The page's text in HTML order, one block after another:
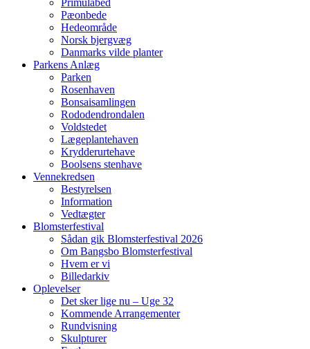
Primulabed
Pæonbede
Hedeområde
Norsk bjergvæg
Danmarks vilde planter
Parkens Anlæg
Parken
Rosenhaven
Bonsaisamlingen
Rododendrondalen
Voldstedet
Lægeplantehaven
Krydderurtehave
Boolsens stenhave
Vennekredsen
Bestyrelsen
Information
Vedtægter
Blomsterfestival
Sådan gik Blomsterfestival 2026
Om Bangsbo Blomsterfestival
Hvem er vi
Billedarkiv
Oplevelser
Det sker lige nu – Uge 32
Kommende Arrangementer
Rundvisning
Skulpturer